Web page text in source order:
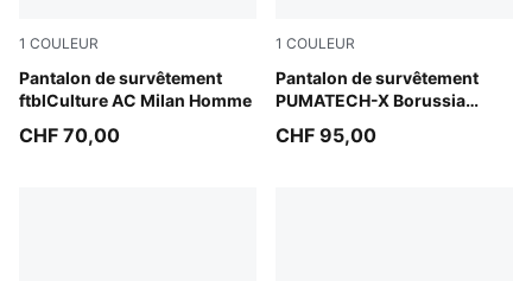
1 COULEUR
Pantalon de survêtement
ftblCulture AC Milan Homme
Dark Gray Heather
CHF 70,00
1 COULEUR
Pantalon de survêtement
PUMATECH-X Borussia
PUMA Black-Cool Light
CHF 95,00